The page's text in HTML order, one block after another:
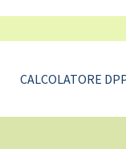
CALCOLATORE